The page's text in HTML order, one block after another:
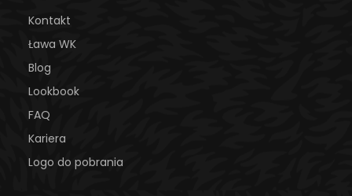
Kontakt
Ława WK
Blog
Lookbook
FAQ
Kariera
Logo do pobrania